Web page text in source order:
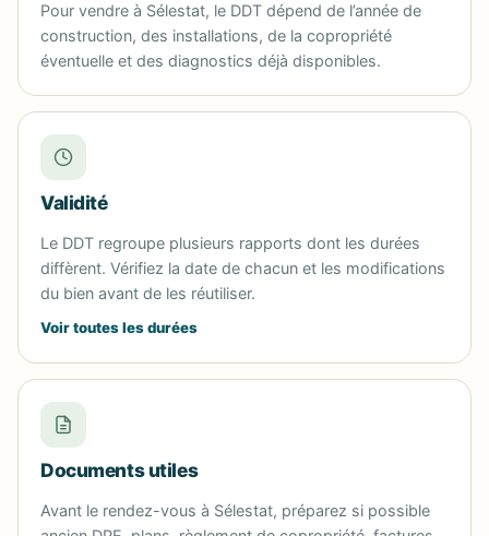
Pour vendre à Sélestat, le DDT dépend de l’année de
construction, des installations, de la copropriété
éventuelle et des diagnostics déjà disponibles.
Validité
Le DDT regroupe plusieurs rapports dont les durées
diffèrent. Vérifiez la date de chacun et les modifications
du bien avant de les réutiliser.
Voir toutes les durées
Documents utiles
Avant le rendez-vous à Sélestat, préparez si possible